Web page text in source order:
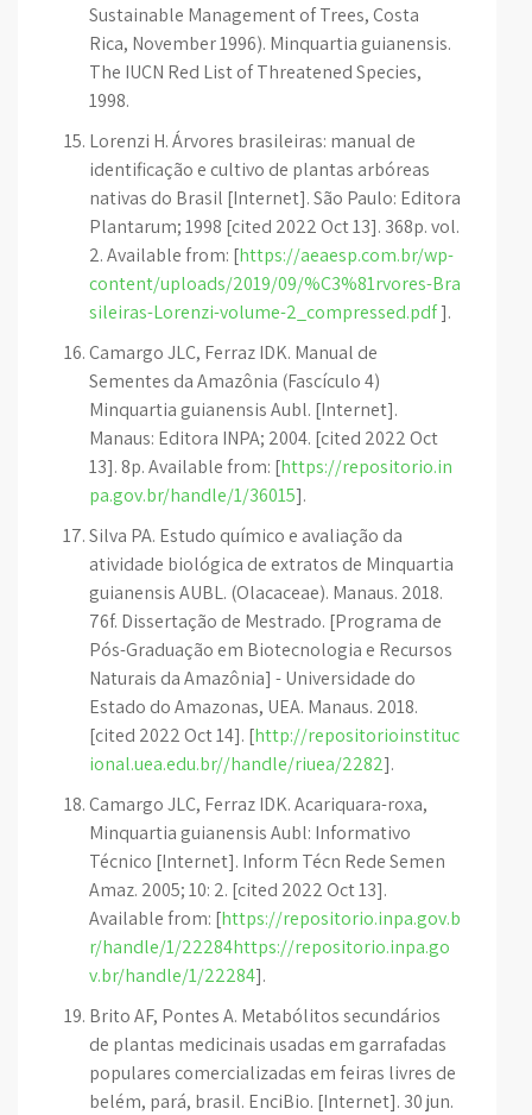
Sustainable Management of Trees, Costa
Rica, November 1996). Minquartia guianensis.
The IUCN Red List of Threatened Species,
1998.
Lorenzi H. Árvores brasileiras: manual de
identificação e cultivo de plantas arbóreas
nativas do Brasil [Internet]. São Paulo: Editora
Plantarum; 1998 [cited 2022 Oct 13]. 368p. vol.
2. Available from: [https://aeaesp.com.br/wp-
content/uploads/2019/09/%C3%81rvores-Bra
sileiras-Lorenzi-volume-2_compressed.pdf].
Camargo JLC, Ferraz IDK. Manual de
Sementes da Amazônia (Fascículo 4)
Minquartia guianensis Aubl. [Internet].
Manaus: Editora INPA; 2004. [cited 2022 Oct
13]. 8p. Available from: [https://repositorio.in
pa.gov.br/handle/1/36015].
Silva PA. Estudo químico e avaliação da
atividade biológica de extratos de Minquartia
guianensis AUBL. (Olacaceae). Manaus. 2018.
76f. Dissertação de Mestrado. [Programa de
Pós-Graduação em Biotecnologia e Recursos
Naturais da Amazônia] - Universidade do
Estado do Amazonas, UEA. Manaus. 2018.
[cited 2022 Oct 14]. [http://repositorioinstituc
ional.uea.edu.br//handle/riuea/2282].
Camargo JLC, Ferraz IDK. Acariquara-roxa,
Minquartia guianensis Aubl: Informativo
Técnico [Internet]. Inform Técn Rede Semen
Amaz. 2005; 10: 2. [cited 2022 Oct 13].
Available from: [https://repositorio.inpa.gov.b
r/handle/1/22284https://repositorio.inpa.go
v.br/handle/1/22284].
Brito AF, Pontes A. Metabólitos secundários
de plantas medicinais usadas em garrafadas
populares comercializadas em feiras livres de
belém, pará, brasil. EnciBio. [Internet]. 30 jun.